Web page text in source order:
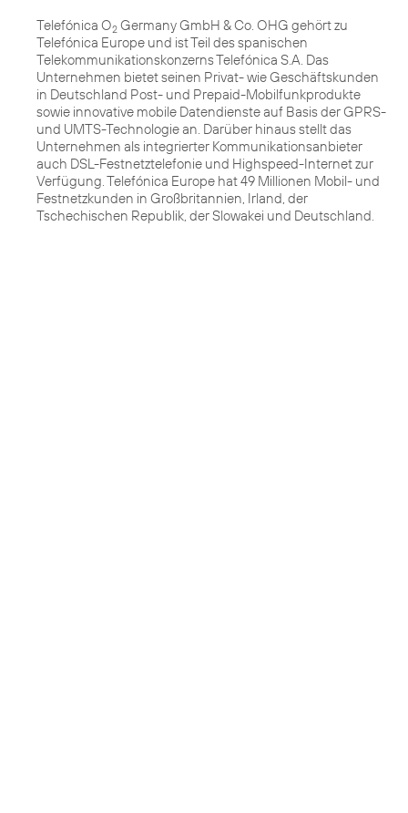
Telefónica O2 Germany GmbH & Co. OHG gehört zu
Telefónica Europe und ist Teil des spanischen
Telekommunikationskonzerns Telefónica S.A. Das
Unternehmen bietet seinen Privat- wie Geschäftskunden
in Deutschland Post- und Prepaid-Mobilfunkprodukte
sowie innovative mobile Datendienste auf Basis der GPRS-
und UMTS-Technologie an. Darüber hinaus stellt das
Unternehmen als integrierter Kommunikationsanbieter
auch DSL-Festnetztelefonie und Highspeed-Internet zur
Verfügung. Telefónica Europe hat 49 Millionen Mobil- und
Festnetzkunden in Großbritannien, Irland, der
Tschechischen Republik, der Slowakei und Deutschland.